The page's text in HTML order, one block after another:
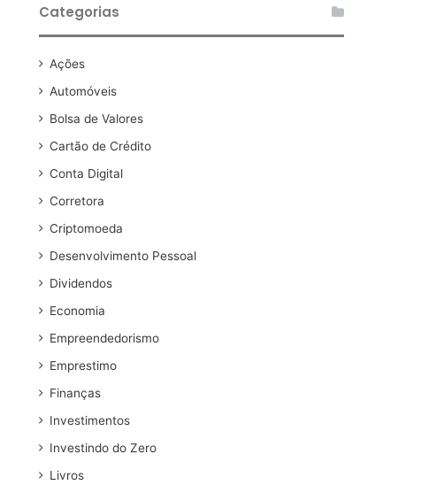
Categorias
Ações
Automóveis
Bolsa de Valores
Cartão de Crédito
Conta Digital
Corretora
Criptomoeda
Desenvolvimento Pessoal
Dividendos
Economia
Empreendedorismo
Emprestimo
Finanças
Investimentos
Investindo do Zero
Livros